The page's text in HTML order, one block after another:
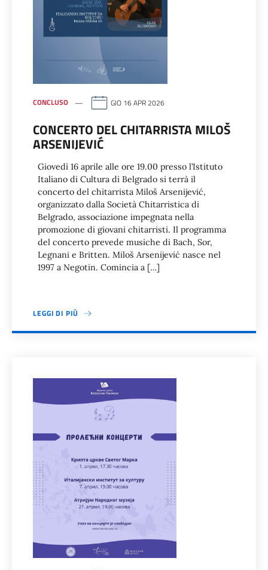
CONCLUSO GIO 16 APR 2026
CONCERTO DEL CHITARRISTA MILOŠ
ARSENIJEVIĆ
Giovedì 16 aprile alle ore 19.00 presso l’Istituto
Italiano di Cultura di Belgrado si terrà il
concerto del chitarrista Miloš Arsenijević,
organizzato dalla Società Chitarristica di
Belgrado, associazione impegnata nella
promozione di giovani chitarristi. Il programma
del concerto prevede musiche di Bach, Sor,
Legnani e Britten. Miloš Arsenijević nasce nel
1997 a Negotin. Comincia a […]
LEGGI DI PIÙ